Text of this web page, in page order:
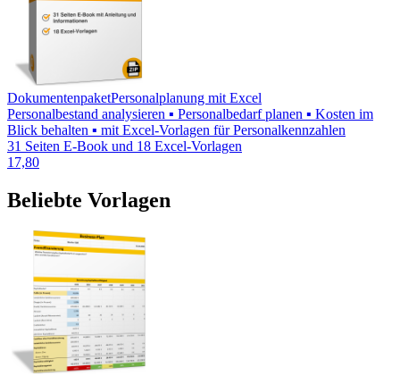
DokumentenpaketPersonalplanung mit Excel
Personalbestand analysieren ▪ Personalbedarf planen ▪ Kosten im
Blick behalten ▪ mit Excel-Vorlagen für Personalkennzahlen
31 Seiten E-Book und 18 Excel-Vorlagen
17,80
Beliebte Vorlagen